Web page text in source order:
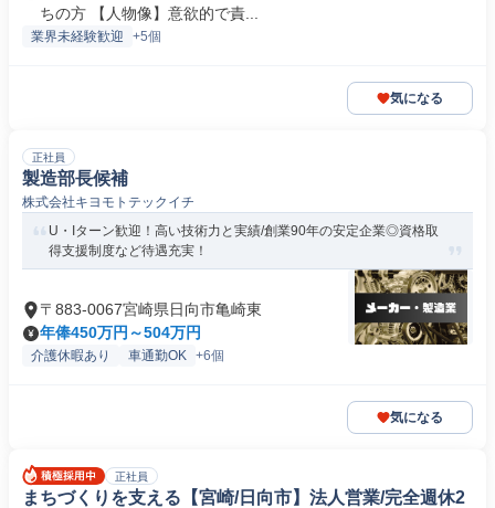
ちの方 【人物像】意欲的で責...
業界未経験歓迎 +5個
気になる
正社員
製造部長候補
株式会社キヨモトテックイチ
U・Iターン歓迎！高い技術力と実績/創業90年の安定企業◎資格取
得支援制度など待遇充実！
〒883-0067宮崎県日向市亀崎東
年俸450万円～504万円
介護休暇あり 車通勤OK +6個
気になる
正社員
まちづくりを支える【宮崎/日向市】法人営業/完全週休2